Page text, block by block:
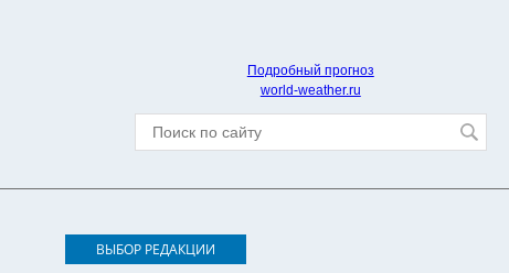
Подробный прогноз
world-weather.ru
ВЫБОР РЕДАКЦИИ